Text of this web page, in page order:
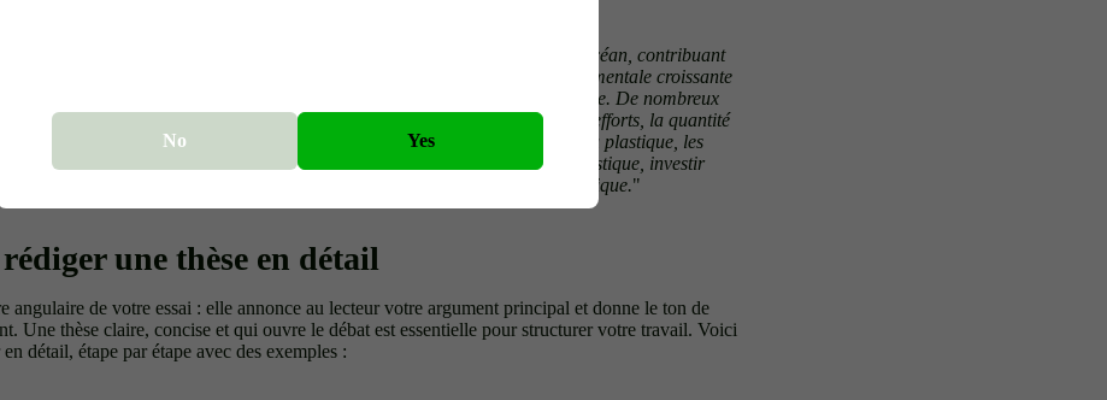
de 90 % des déchets plastiques aboutissent dans des décharges ou dans l'océan, contribuant
environnementaux irréversibles ? Ces dernières années, la crise environnementale croissante
la pollution plastique est l'un des problèmes les plus urgents de notre époque. De nombreux
encouragent des alternatives plus durables, mais en dépit de ces efforts, la quantité
continue d'augmenter à un rythme alarmant. Afin de lutter contre la crise du plastique, les
imposer des réglementations plus strictes concernant la production de plastique, investir
durables et sensibiliser le public à la réduction de la consommation de plastique."
une thèse en détail
angulaire de votre essai : elle annonce au lecteur votre argument principal et donne le ton de
Une thèse claire, concise et qui ouvre le débat est essentielle pour structurer votre travail. Voici
détail, étape par étape avec des exemples :
No Yes